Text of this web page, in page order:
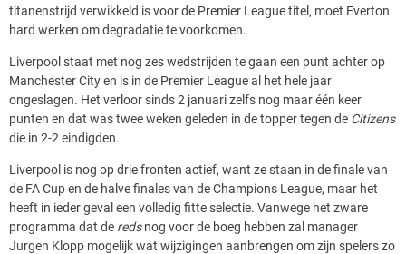
titanenstrijd verwikkeld is voor de Premier League titel, moet Everton
hard werken om degradatie te voorkomen.
Liverpool staat met nog zes wedstrijden te gaan een punt achter op
Manchester City en is in de Premier League al het hele jaar
ongeslagen. Het verloor sinds 2 januari zelfs nog maar één keer
punten en dat was twee weken geleden in de topper tegen de Citizens
die in 2-2 eindigden.
Liverpool is nog op drie fronten actief, want ze staan in de finale van
de FA Cup en de halve finales van de Champions League, maar het
heeft in ieder geval een volledig fitte selectie. Vanwege het zware
programma dat de redsnog voor de boeg hebben zal manager
Jurgen Klopp mogelijk wat wijzigingen aanbrengen om zijn spelers zo